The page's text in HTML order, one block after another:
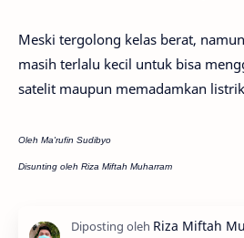
Meski tergolong kelas berat,
masih terlalu kecil untuk bisa
satelit maupun memadamkan
Oleh Ma'rufin Sudibyo
Disunting oleh Riza Miftah Muharram